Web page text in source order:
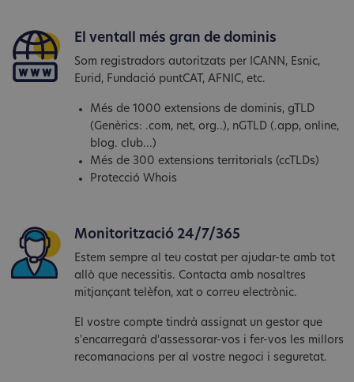
El ventall més gran de dominis
Som registradors autoritzats per ICANN, Esnic,
Eurid, Fundació puntCAT, AFNIC, etc.
Més de 1000 extensions de dominis, gTLD
(Genèrics: .com, net, org..), nGTLD (.app, online,
blog. club...)
Més de 300 extensions territorials (ccTLDs)
Protecció Whois
Monitorització 24/7/365
Estem sempre al teu costat per ajudar-te amb tot
allò que necessitis. Contacta amb nosaltres
mitjançant telèfon, xat o correu electrònic.
El vostre compte tindrà assignat un gestor que
s'encarregarà d'assessorar-vos i fer-vos les millors
recomanacions per al vostre negoci i seguretat.